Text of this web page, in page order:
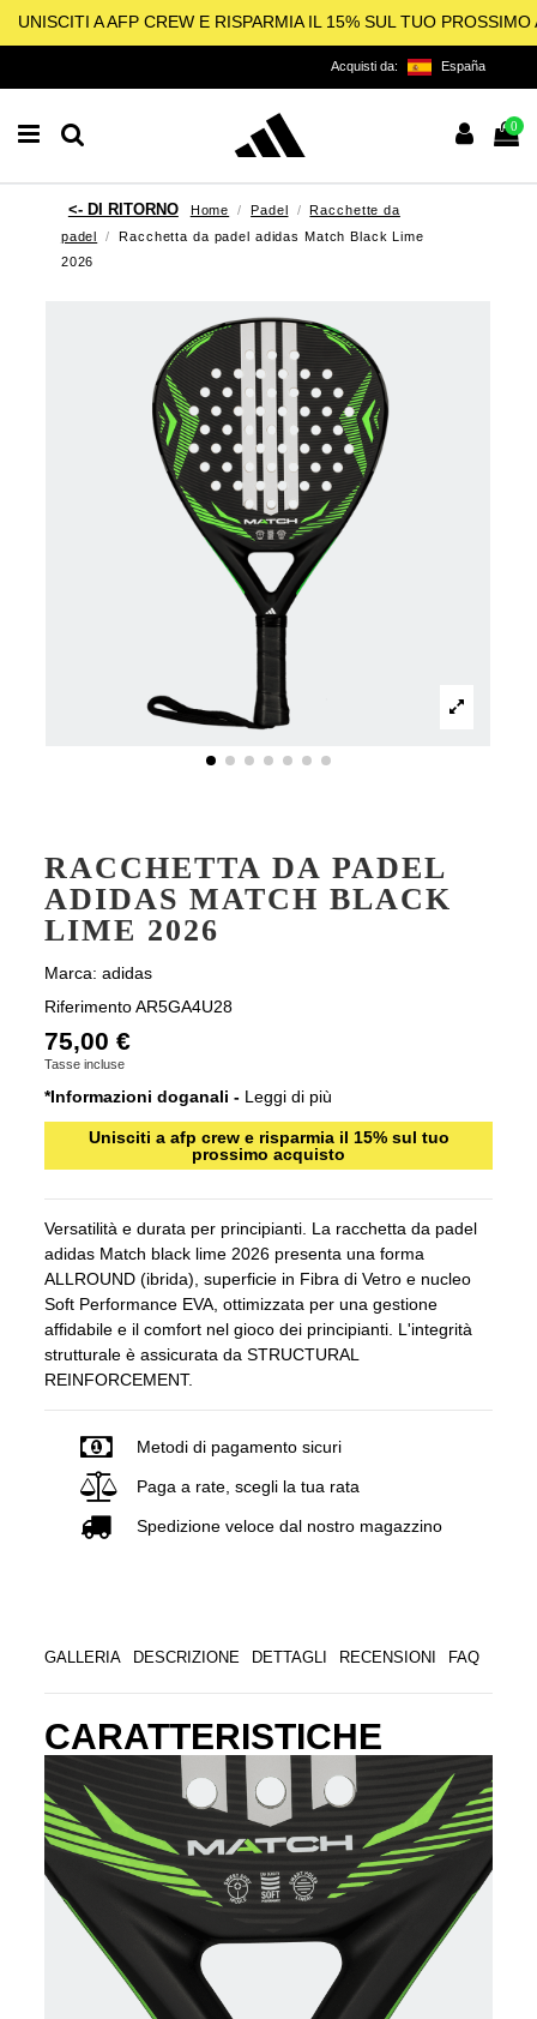
UNISCITI A AFP CREW E RISPARMIA IL 15% SUL TUO PROSSIMO
Acquisti da: España
0
Home Padel
Racchette da
padel
Racchetta da padel adidas Match Black Lime
2026
RACCHETTA DA PADEL
ADIDAS MATCH BLACK
LIME 2026
Marca: adidas
Riferimento AR5GA4U28
75,00 €
Tasse incluse
*Informazioni doganali - Leggi di più
Unisciti a afp crew e risparmia il 15% sul tuo
prossimo acquisto
Versatilità e durata per principianti. La racchetta da padel
adidas Match black lime 2026 presenta una forma
ALLROUND (ibrida), superficie in Fibra di Vetro e nucleo
Soft Performance EVA, ottimizzata per una gestione
affidabile e il comfort nel gioco dei principianti. L'integrità
strutturale è assicurata da STRUCTURAL
REINFORCEMENT.
Metodi di pagamento sicuri
Paga a rate, scegli la tua rata
Spedizione veloce dal nostro magazzino
GALLERIA DESCRIZIONE DETTAGLI RECENSIONI FAQ
CARATTERISTICHE